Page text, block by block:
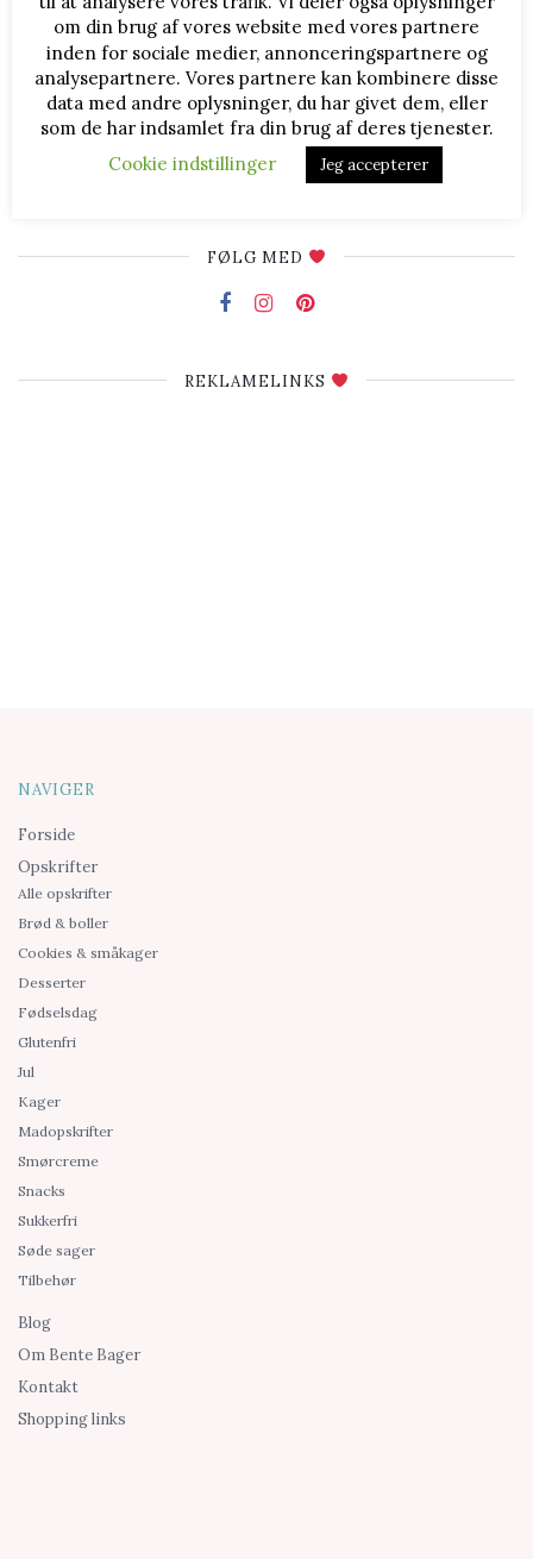
Bente Bager
Bagenørd
Hej og velkommen til BenteBager.dk
Jeg hedder Bente Bager og står bag denne blog om diverse
bagværk og lækkerier. Jeg deler opskrifter, billeder og
FØLG MED
REKLAMELINKS
NAVIGER
Forside
Opskrifter
Alle opskrifter
Brød & boller
Cookies & småkager
Desserter
Fødselsdag
Glutenfri
Jul
Kager
Madopskrifter
Smørcreme
Snacks
Sukkerfri
Søde sager
Tilbehør
Blog
Om Bente Bager
Kontakt
Shopping links
om din brug af vores website med vores partnere
inden for sociale medier, annonceringspartnere og
analysepartnere. Vores partnere kan kombinere disse
data med andre oplysninger, du har givet dem, eller
som de har indsamlet fra din brug af deres tjenester.
Cookie indstillinger
Jeg accepterer